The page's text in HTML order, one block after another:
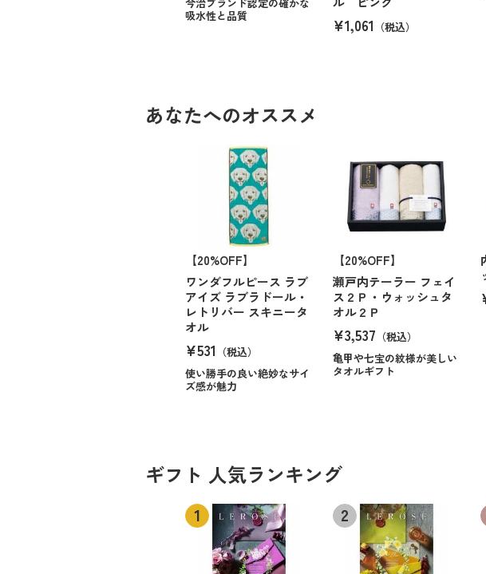
吸水性と品質
¥1,061 （税込）
あなたへのオススメ
【20%OFF】
ワンダフルピース ラブ
アイズ ラブラドール・
レトリバー スキニータ
オル
¥531 （税込）
使い勝手の良い絶妙なサイ
ズ感が魅力
【20%OFF】
瀬戸内テーラー フェイ
ス２Ｐ・ウォッシュタ
オル２Ｐ
¥3,537 （税込）
亀甲や七宝の紋様が美しい
タオルギフト
ギフト 人気ランキング